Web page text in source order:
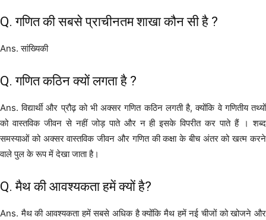
Q. गणित की सबसे प्राचीनतम शाखा कौन सी है ?
Ans. सांख्यिकी
Q. गणित कठिन क्यों लगता है ?
Ans. विद्यार्थी और प्रौढ़ को भी अक्सर गणित कठिन लगती है, क्योंकि वे गणितीय तथ्यों
को वास्तविक जीवन से नहीं जोड़ पाते और न ही इसके विपरीत कर पाते हैं । शब्द
समस्याओं को अक्सर वास्तविक जीवन और गणित की कक्षा के बीच अंतर को खत्म करने
वाले पुल के रूप में देखा जाता है।
Q. मैथ की आवश्यकता हमें क्यों है?
Ans. मैथ की आवश्यकता हमें सबसे अधिक है क्योंकि मैथ हमें नई चीजों को खोजने और